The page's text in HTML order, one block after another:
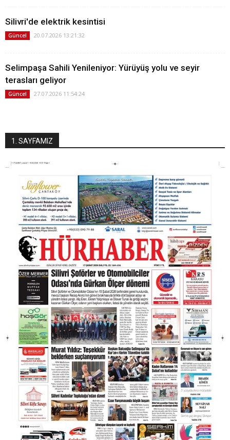
Silivri'de elektrik kesintisi
Güncel 20.07.2026 13:21:32
Selimpaşa Sahili Yenileniyor: Yürüyüş yolu ve seyir
terasları geliyor
Güncel 27.07.2026 11:54:24
1. SAYFAMIZ